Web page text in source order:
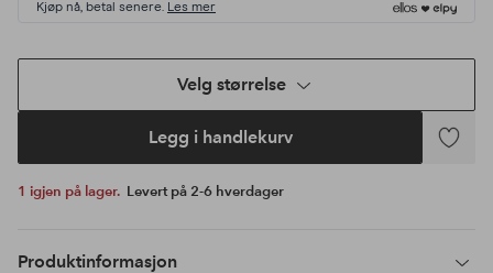
Kjøp nå, betal senere. Les mer
Velg størrelse
Legg i handlekurv
Legg
1 igjen på lager. Levert på 2-6 hverdager
Produktinformasjon